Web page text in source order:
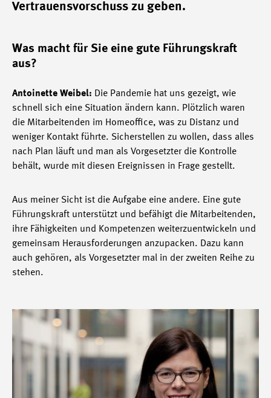
Vertrauensvorschuss zu geben.
Was macht für Sie eine gute Führungskraft
aus?
Antoinette Weibel: Die Pandemie hat uns gezeigt, wie
schnell sich eine Situation ändern kann. Plötzlich waren
die Mitarbeitenden im Homeoffice, was zu Distanz und
weniger Kontakt führte. Sicherstellen zu wollen, dass alles
nach Plan läuft und man als Vorgesetzter die Kontrolle
behält, wurde mit diesen Ereignissen in Frage gestellt.
Aus meiner Sicht ist die Aufgabe eine andere. Eine gute
Führungskraft unterstützt und befähigt die Mitarbeitenden,
ihre Fähigkeiten und Kompetenzen weiterzuentwickeln und
gemeinsam Herausforderungen anzupacken. Dazu kann
auch gehören, als Vorgesetzter mal in der zweiten Reihe zu
stehen.